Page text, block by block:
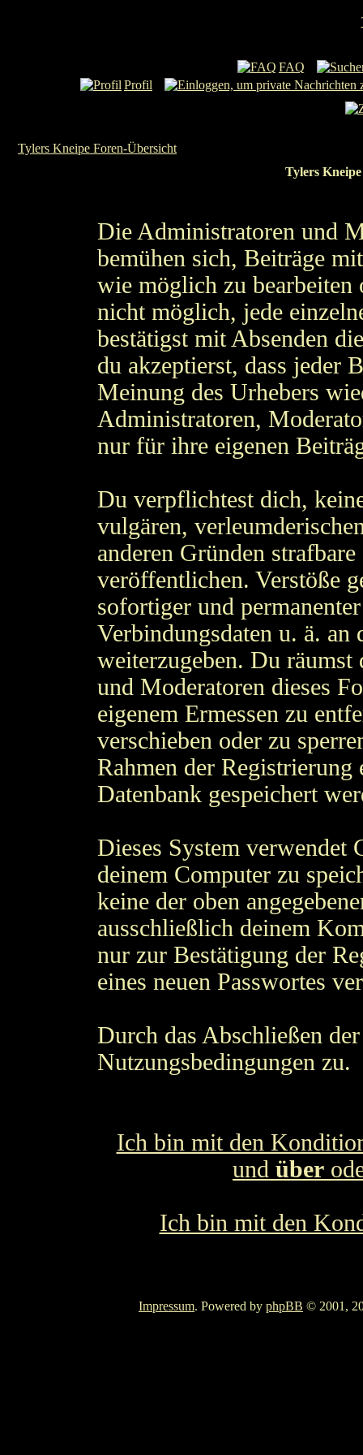
FAQ
Profil
Tylers Kneipe Foren-Übersicht
Tylers
Die Administratoren und
bemühen sich, Beiträge
wie möglich zu bearbeiten
nicht möglich, jede
bestätigst mit Absenden
du akzeptierst, dass jeder
Meinung des Urhebers
Administratoren,
nur für ihre eigenen
Du verpflichtest dich,
vulgären,
anderen Gründen
veröffentlichen. Verstöße
sofortiger und
Verbindungsdaten u. ä.
weiterzugeben. Du
und Moderatoren dieses
eigenem Ermessen zu
verschieben oder zu
Rahmen der Registrierung
Datenbank gespeichert
Dieses System verwendet
deinem Computer zu
keine der oben
ausschließlich deinem
nur zur Bestätigung der
eines neuen Passwortes
Durch das Abschließen
Nutzungsbedingungen zu.
Ich bin mit den
und über
Ich bin mit den
Impressum. Powered by phpBB © 2001,